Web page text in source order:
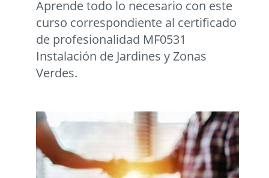
Aprende todo lo necesario con este
curso correspondiente al certificado
de profesionalidad MF0531
Instalación de Jardines y Zonas
Verdes.